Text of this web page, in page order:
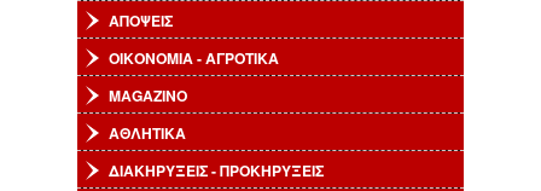
ΑΠΟΨΕΙΣ
ΟΙΚΟΝΟΜΙΑ - ΑΓΡΟΤΙΚΑ
MAGAZINO
ΑΘΛΗΤΙΚΑ
ΔΙΑΚΗΡΥΞΕΙΣ - ΠΡΟΚΗΡΥΞΕΙΣ